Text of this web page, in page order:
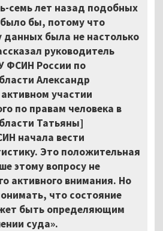
семь лет назад подобных
бы, потому что
данных была не настолько
руководитель
ФСИН России по
Александр
участии
по правам человека в
Татьяны]
начала вести
Это положительная
этому вопросу не
активного внимания. Но
что состояние
быть определяющим
суда».